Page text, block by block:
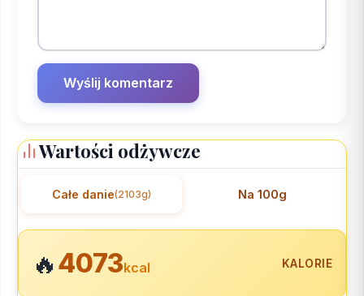
Wartości odżywcze
Całe danie(2103g) Na 100g
🔥4073kcal KALORIE